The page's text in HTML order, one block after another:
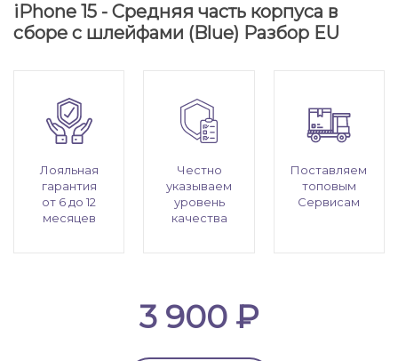
iPhone 15 - Средняя часть корпуса в
сборе с шлейфами (Blue) Разбор EU
Лояльная
гарантия
от 6 до 12
месяцев
Честно
указываем
уровень
качества
Поставляем
топовым
Сервисам
3 900 ₽